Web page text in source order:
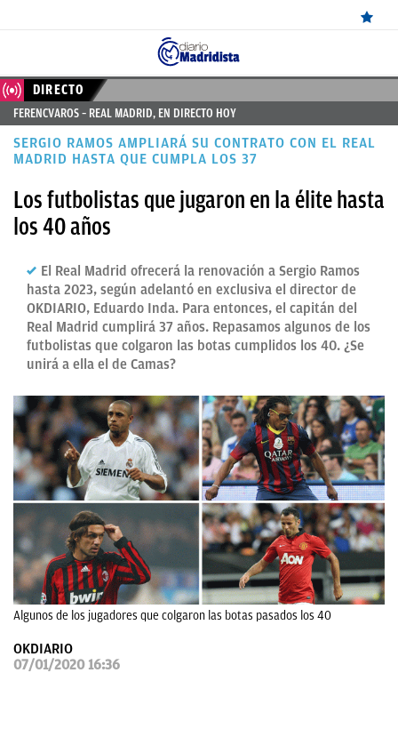
ÚLTIMAS
NOTICIAS
REAL
MADRID
BALONCESTO
FICHAJES
DIRECTO
FEMENINO
OKDIARIO
DIRECTO
FERENCVAROS – REAL MADRID, EN DIRECTO HOY
SERGIO RAMOS AMPLIARÁ SU CONTRATO CON EL REAL
MADRID HASTA QUE CUMPLA LOS 37
Los futbolistas que jugaron en la élite hasta
los 40 años
El Real Madrid ofrecerá la renovación a Sergio Ramos
hasta 2023, según adelantó en exclusiva el director de
OKDIARIO, Eduardo Inda. Para entonces, el capitán del
Real Madrid cumplirá 37 años. Repasamos algunos de los
futbolistas que colgaron las botas cumplidos los 40. ¿Se
unirá a ella el de Camas?
Algunos de los jugadores que colgaron las botas pasados los 40
OKDIARIO
07/01/2020 16:36